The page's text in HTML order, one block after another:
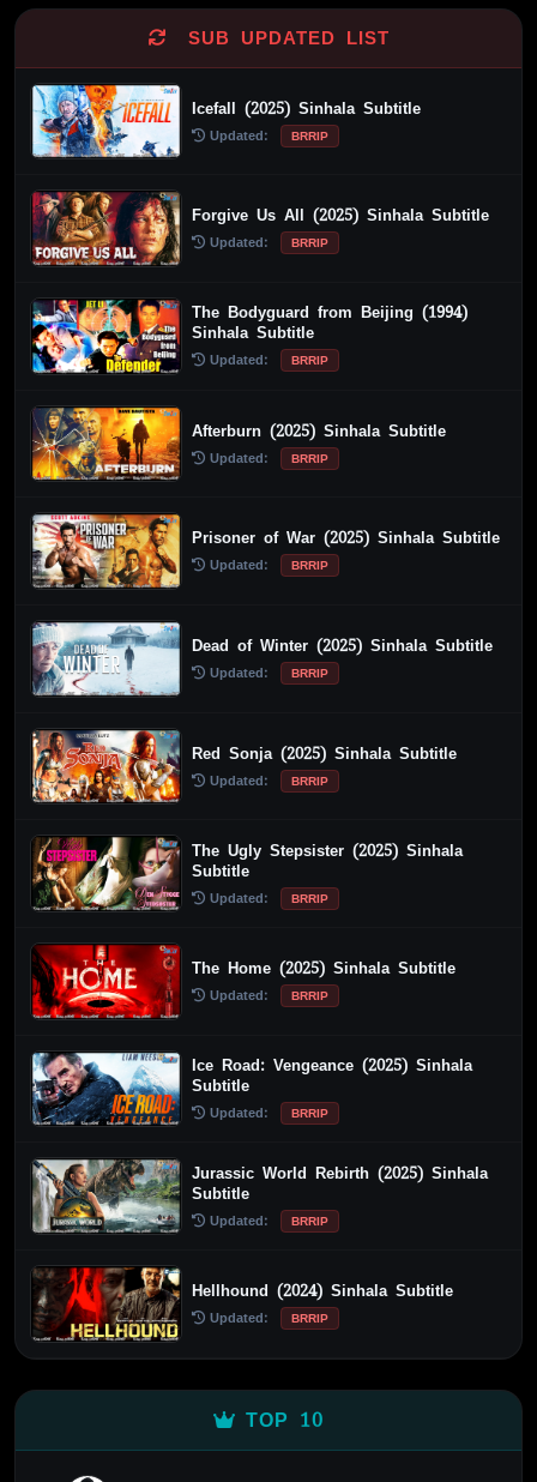
SUB UPDATED LIST
Icefall (2025) Sinhala Subtitle
Updated: BRRIP
Forgive Us All (2025) Sinhala Subtitle
Updated: BRRIP
The Bodyguard from Beijing (1994)
Sinhala Subtitle
Updated: BRRIP
Afterburn (2025) Sinhala Subtitle
Updated: BRRIP
Prisoner of War (2025) Sinhala Subtitle
Updated: BRRIP
Dead of Winter (2025) Sinhala Subtitle
Updated: BRRIP
Red Sonja (2025) Sinhala Subtitle
Updated: BRRIP
The Ugly Stepsister (2025) Sinhala
Subtitle
Updated: BRRIP
The Home (2025) Sinhala Subtitle
Updated: BRRIP
Ice Road: Vengeance (2025) Sinhala
Subtitle
Updated: BRRIP
Jurassic World Rebirth (2025) Sinhala
Subtitle
Updated: BRRIP
Hellhound (2024) Sinhala Subtitle
Updated: BRRIP
TOP 10